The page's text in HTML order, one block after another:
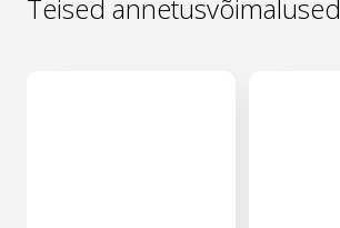
Teised annetusvõimalused